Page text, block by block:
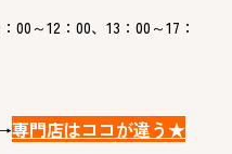
～12：00、13：00～17：
専門店はココが違う★